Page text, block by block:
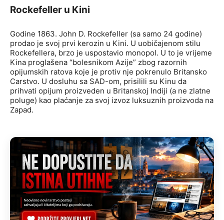
Rockefeller u Kini
Godine 1863. John D. Rockefeller (sa samo 24 godine)
prodao je svoj prvi kerozin u Kini. U uobičajenom stilu
Rockefellera, brzo je uspostavio monopol. U to je vrijeme
Kina proglašena “bolesnikom Azije” zbog razornih
opijumskih ratova koje je protiv nje pokrenulo Britansko
Carstvo. U dosluhu sa SAD-om, prisilili su Kinu da
prihvati opijum proizveden u Britanskoj Indiji (a ne zlatne
poluge) kao plaćanje za svoj izvoz luksuznih proizvoda na
Zapad.